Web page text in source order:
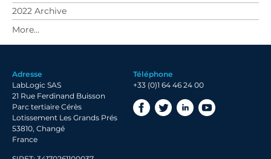
2022 Archive
2021 Archive
2020 Archive
2018 Archive
2017 Archive
Adresse
LabLogic SAS
21 Rue Ferdinand Buisson
Parc tertiaire Cérès
Lotissement Les Grands Prés
53810, Changé
France
Téléphone
+33 (0)1 64 46 24 00